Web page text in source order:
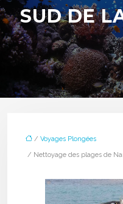
SUD DE
/ Voyages Plongées
/ Nettoyage des plages de